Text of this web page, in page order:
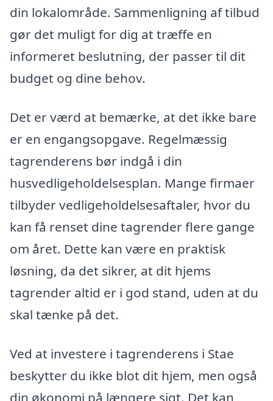
din lokalområde. Sammenligning af tilbud
gør det muligt for dig at træffe en
informeret beslutning, der passer til dit
budget og dine behov.
Det er værd at bemærke, at det ikke bare
er en engangsopgave. Regelmæssig
tagrenderens bør indgå i din
husvedligeholdelsesplan. Mange firmaer
tilbyder vedligeholdelsesaftaler, hvor du
kan få renset dine tagrender flere gange
om året. Dette kan være en praktisk
løsning, da det sikrer, at dit hjems
tagrender altid er i god stand, uden at du
skal tænke på det.
Ved at investere i tagrenderens i Stae
beskytter du ikke blot dit hjem, men også
din økonomi på længere sigt. Det kan